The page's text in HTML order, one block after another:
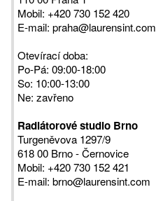
Mobil: +420 730 152 420
E-mail: praha@laurensint.com
Otevírací doba:
Po-Pá: 09:00-18:00
So: 10:00-13:00
Ne: zavřeno
Radiátorové studio Brno
Turgeněvova 1297/9
618 00 Brno - Černovice
Mobil: +420 730 152 421
E-mail: brno@laurensint.com